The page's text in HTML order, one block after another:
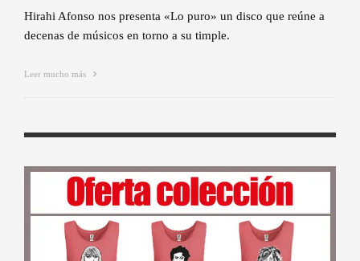
Hirahi Afonso nos presenta «Lo puro» un disco que reúne a
decenas de músicos en torno a su timple.
Leer mucho más